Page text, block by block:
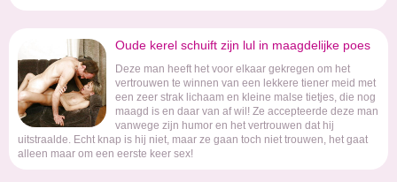
Oude kerel schuift zijn lul in maagdelijke poes
Deze man heeft het voor elkaar gekregen om het
vertrouwen te winnen van een lekkere tiener meid met
een zeer strak lichaam en kleine malse tietjes, die nog
maagd is en daar van af wil! Ze accepteerde deze man
vanwege zijn humor en het vertrouwen dat hij
uitstraalde. Echt knap is hij niet, maar ze gaan toch niet trouwen, het gaat
alleen maar om een eerste keer sex!